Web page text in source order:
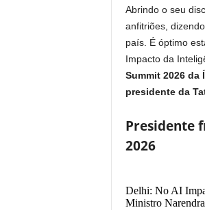
Abrindo o seu
anfitriões,
país. É óptimo
Impacto da
Summit 2026
presidente da
Presidente
2026
Delhi: No AI
Ministro